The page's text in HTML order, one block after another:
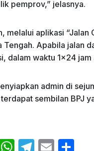
pemprov,” jelasnya.
melalui aplikasi
Tengah. Apabila jalan
dalam waktu 1×24
admin di
sembilan BPJ
W T
E